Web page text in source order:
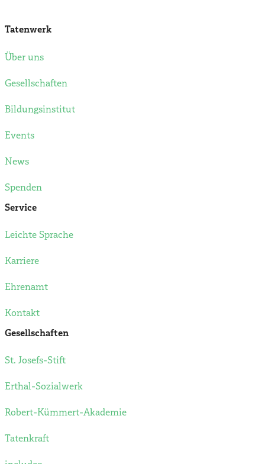
Tatenwerk
Über uns
Gesellschaften
Bildungsinstitut
Events
News
Spenden
Service
Leichte Sprache
Karriere
Ehrenamt
Kontakt
Gesellschaften
St. Josefs-Stift
Erthal-Sozialwerk
Robert-Kümmert-Akademie
Tatenkraft